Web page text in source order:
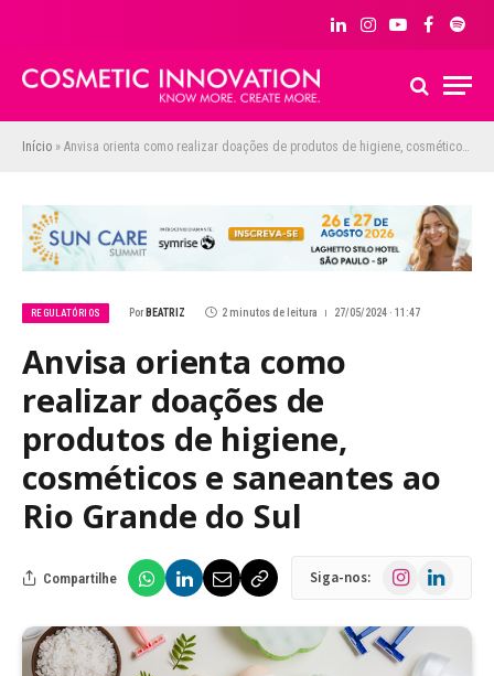
LinkedInInstagram
YouTubeFacebook
Início » Anvisa orienta como realizar doações de produtos de higiene, cosméticos e saneantes ao Rio Grande do Sul
REGULATÓRIOS Por BEATRIZ 2 minutos de leitura 27/05/2024 · 11:47
Anvisa orienta como
realizar doações de
produtos de higiene,
cosméticos e saneantes ao
Rio Grande do Sul
Compartilhe Siga-nos: InstagramLinkedIn